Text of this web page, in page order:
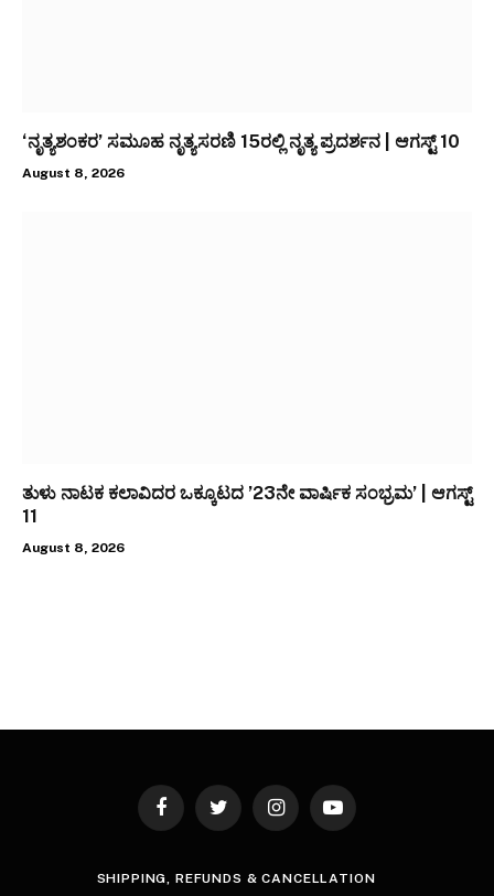
‘ನೃತ್ಯಶಂಕರ’ ಸಮೂಹ ನೃತ್ಯಸರಣಿ 15ರಲ್ಲಿ ನೃತ್ಯ ಪ್ರದರ್ಶನ | ಆಗಸ್ಟ್ 10
August 8, 2026
ತುಳು ನಾಟಕ ಕಲಾವಿದರ ಒಕ್ಕೂಟದ ’23ನೇ ವಾರ್ಷಿಕ ಸಂಭ್ರಮ’ | ಆಗಸ್ಟ್
11
August 8, 2026
FacebookTwitter InstagramYouTube
SHIPPING, REFUNDS & CANCELLATION